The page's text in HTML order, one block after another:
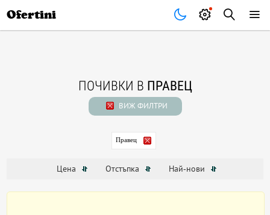
Ofertini
ПОЧИВКИ В ПРАВЕЦ
ВИЖ ФИЛТРИ
Правец
Цена Отстъпка Най-нови